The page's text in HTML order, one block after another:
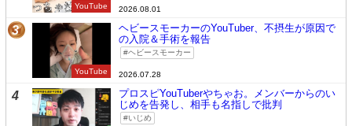
YouTube 2026.08.01
3
YouTube
ヘビースモーカーのYouTuber、不摂生が原因で
の入院＆手術を報告
ヘビースモーカー
2026.07.28
4
プロスピYouTuberやちゃお。メンバーからのい
じめを告発し、相手も名指しで批判
いじめ